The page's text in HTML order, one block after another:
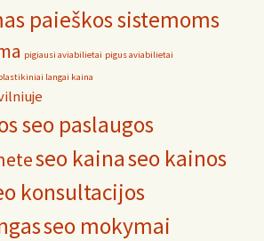
paieškos sistemoms
pigiausi aviabilietai pigus aviabilietai
langai kaina
seo paslaugos
seo kainaseo kainos
konsultacijos
seo mokymai